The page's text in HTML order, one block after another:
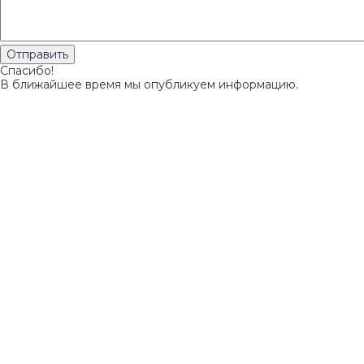
Спасибо!
В ближайшее время мы опубликуем информацию.